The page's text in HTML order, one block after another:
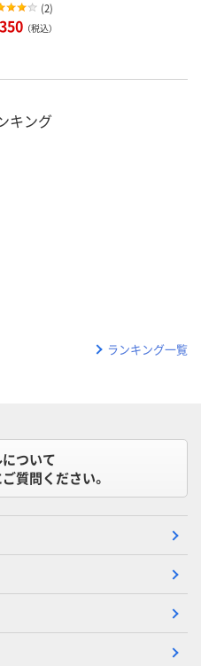
(2)
（税込）
キング
ランキング一覧
ついて
質問ください。